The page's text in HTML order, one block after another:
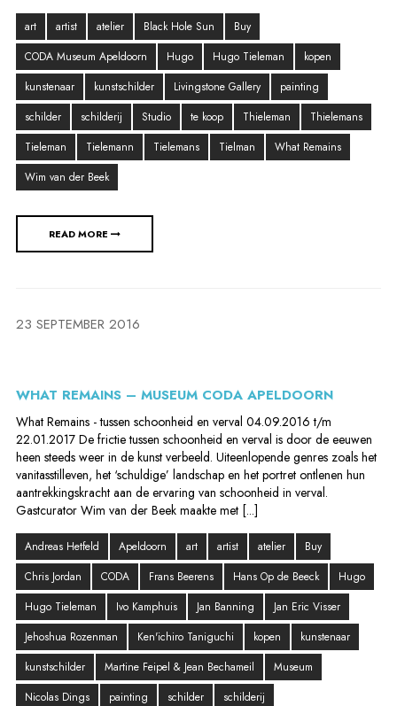
art artist atelier Black Hole Sun
Buy
CODA Museum Apeldoorn
Hugo Hugo Tieleman
kopen
kunstenaar
kunstschilder Livingstone Gallery
painting
schilder
schilderij Studio te koop Thieleman
Thielemans
Tieleman
Tielemann Tielemans Tielman
What Remains
Wim van der Beek
READ MORE
23 SEPTEMBER 2016
WHAT REMAINS – MUSEUM CODA APELDOORN
What Remains - tussen schoonheid en verval 04.09.2016 t/m
22.01.2017 De frictie tussen schoonheid en verval is door de eeuwen
heen steeds weer in de kunst verbeeld. Uiteenlopende genres zoals het
vanitasstilleven, het ‘schuldige’ landschap en het portret ontlenen hun
aantrekkingskracht aan de ervaring van schoonheid in verval.
Gastcurator Wim van der Beek maakte met [...]
Andreas Hetfeld Apeldoorn art artist atelier
Buy
Chris Jordan
CODA Frans Beerens Hans Op de Beeck
Hugo
Hugo Tieleman
Ivo Kamphuis Jan Banning
Jan Eric Visser
Jehoshua Rozenman
Ken'ichiro Taniguchi kopen
kunstenaar
kunstschilder
Martine Feipel & Jean Bechameil
Museum
Nicolas Dings
painting schilder
schilderij